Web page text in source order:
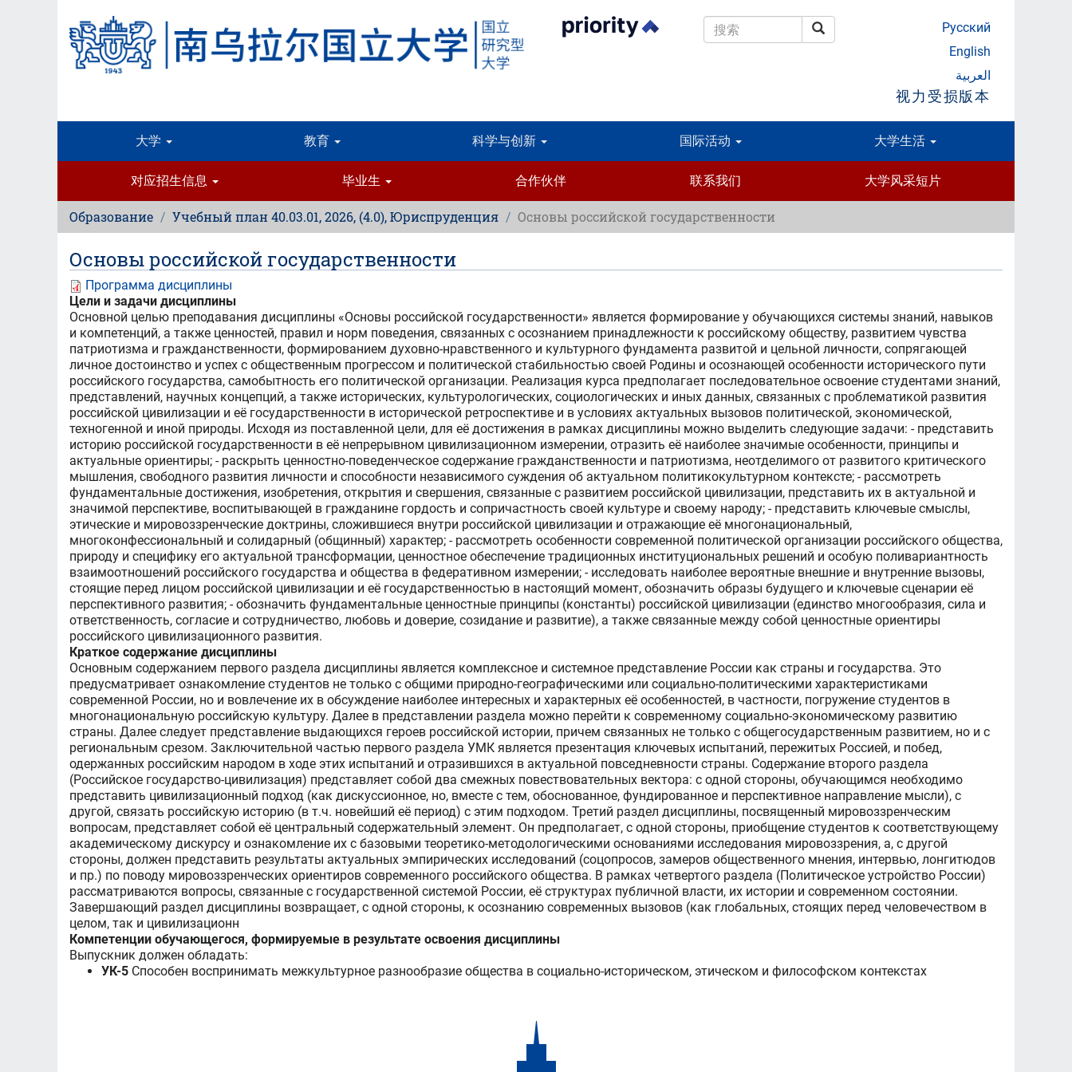
搜索
Русский
English
العربية
视力受损版本
大学 教育 科学与创新 国际活动 大学生活
对应招生信息 毕业生 合作伙伴 联系我们 大学风采短片
Образование Учебный план 40.03.01, 2026, (4.0), Юриспруденция Основы российской государственности
Основы российской государственности
Программа дисциплины
Цели и задачи дисциплины
Основной целью преподавания дисциплины «Основы российской государственности» является формирование у обучающихся системы знаний, навыков
и компетенций, а также ценностей, правил и норм поведения, связанных с осознанием принадлежности к российскому обществу, развитием чувства
патриотизма и гражданственности, формированием духовно-нравственного и культурного фундамента развитой и цельной личности, сопрягающей
личное достоинство и успех с общественным прогрессом и политической стабильностью своей Родины и осознающей особенности исторического пути
российского государства, самобытность его политической организации. Реализация курса предполагает последовательное освоение студентами знаний,
представлений, научных концепций, а также исторических, культурологических, социологических и иных данных, связанных с проблематикой развития
российской цивилизации и её государственности в исторической ретроспективе и в условиях актуальных вызовов политической, экономической,
техногенной и иной природы. Исходя из поставленной цели, для её достижения в рамках дисциплины можно выделить следующие задачи: - представить
историю российской государственности в её непрерывном цивилизационном измерении, отразить её наиболее значимые особенности, принципы и
актуальные ориентиры; - раскрыть ценностно-поведенческое содержание гражданственности и патриотизма, неотделимого от развитого критического
мышления, свободного развития личности и способности независимого суждения об актуальном политикокультурном контексте; - рассмотреть
фундаментальные достижения, изобретения, открытия и свершения, связанные с развитием российской цивилизации, представить их в актуальной и
значимой перспективе, воспитывающей в гражданине гордость и сопричастность своей культуре и своему народу; - представить ключевые смыслы,
этические и мировоззренческие доктрины, сложившиеся внутри российской цивилизации и отражающие её многонациональный,
многоконфессиональный и солидарный (общинный) характер; - рассмотреть особенности современной политической организации российского общества,
природу и специфику его актуальной трансформации, ценностное обеспечение традиционных институциональных решений и особую поливариантность
взаимоотношений российского государства и общества в федеративном измерении; - исследовать наиболее вероятные внешние и внутренние вызовы,
стоящие перед лицом российской цивилизации и её государственностью в настоящий момент, обозначить образы будущего и ключевые сценарии её
перспективного развития; - обозначить фундаментальные ценностные принципы (константы) российской цивилизации (единство многообразия, сила и
ответственность, согласие и сотрудничество, любовь и доверие, созидание и развитие), а также связанные между собой ценностные ориентиры
российского цивилизационного развития.
Краткое содержание дисциплины
Основным содержанием первого раздела дисциплины является комплексное и системное представление России как страны и государства. Это
предусматривает ознакомление студентов не только с общими природно-географическими или социально-политическими характеристиками
современной России, но и вовлечение их в обсуждение наиболее интересных и характерных её особенностей, в частности, погружение студентов в
многонациональную российскую культуру. Далее в представлении раздела можно перейти к современному социально-экономическому развитию
страны. Далее следует представление выдающихся героев российской истории, причем связанных не только с общегосударственным развитием, но и с
региональным срезом. Заключительной частью первого раздела УМК является презентация ключевых испытаний, пережитых Россией, и побед,
одержанных российским народом в ходе этих испытаний и отразившихся в актуальной повседневности страны. Содержание второго раздела
(Российское государство-цивилизация) представляет собой два смежных повествовательных вектора: с одной стороны, обучающимся необходимо
представить цивилизационный подход (как дискуссионное, но, вместе с тем, обоснованное, фундированное и перспективное направление мысли), с
другой, связать российскую историю (в т.ч. новейший её период) с этим подходом. Третий раздел дисциплины, посвященный мировоззренческим
вопросам, представляет собой её центральный содержательный элемент. Он предполагает, с одной стороны, приобщение студентов к соответствующему
академическому дискурсу и ознакомление их с базовыми теоретико-методологическими основаниями исследования мировоззрения, а, с другой
стороны, должен представить результаты актуальных эмпирических исследований (соцопросов, замеров общественного мнения, интервью, лонгитюдов
и пр.) по поводу мировоззренческих ориентиров современного российского общества. В рамках четвертого раздела (Политическое устройство России)
рассматриваются вопросы, связанные с государственной системой России, её структурах публичной власти, их истории и современном состоянии.
Завершающий раздел дисциплины возвращает, с одной стороны, к осознанию современных вызовов (как глобальных, стоящих перед человечеством в
целом, так и цивилизационн
Компетенции обучающегося, формируемые в результате освоения дисциплины
Выпускник должен обладать:
УК-5 Способен воспринимать межкультурное разнообразие общества в социально-историческом, этическом и философском контекстах